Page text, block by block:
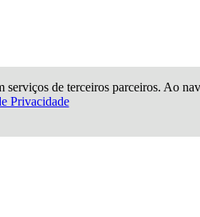
de terceiros parceiros. Ao
Privacidade